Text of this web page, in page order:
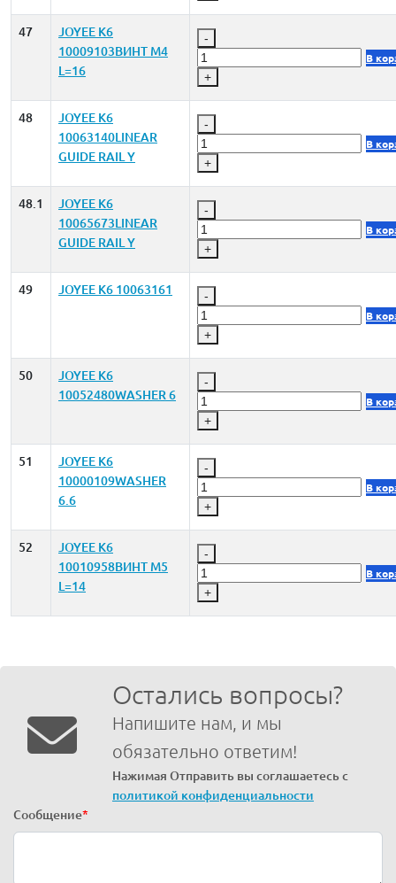
47
JOYEE K6
10009103ВИНТ M4
L=16
-
+
В
48
JOYEE K6
10063140LINEAR
GUIDE RAIL Y
-
+
В
48.1
JOYEE K6
10065673LINEAR
GUIDE RAIL Y
-
+
В
49 JOYEE K6 10063161 -
+
В
50
JOYEE K6
10052480WASHER 6
-
+
В
51
JOYEE K6
10000109WASHER
6.6
-
+
В
52
JOYEE K6
10010958ВИНТ M5
L=14
-
+
В
Остались вопросы?
Напишите нам, и мы
обязательно ответим!
Нажимая Отправить вы соглашаетесь с
политикой конфиденциальности
Сообщение*